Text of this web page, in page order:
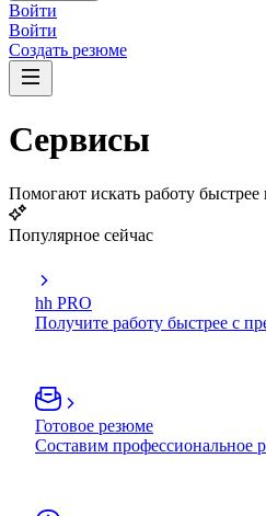
Войти
Войти
Создать резюме
Сервисы
Помогают искать работу
Популярное сейчас
hh PRO
Получите работу быстрее с
Готовое резюме
Составим профессиональное